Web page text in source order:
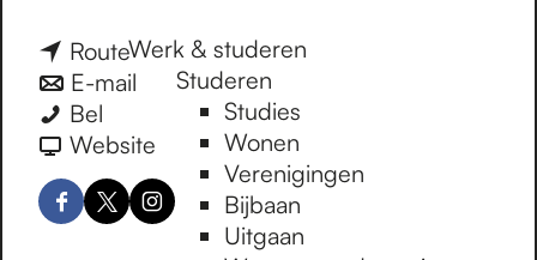
Werk & studeren
Studeren
Studies
Wonen
Verenigingen
Bijbaan
Uitgaan
a
r
o
Routen
a
r
P
i
E-mail
a
r
P
Bel
i
t
o
Website
a
n
F
X
I